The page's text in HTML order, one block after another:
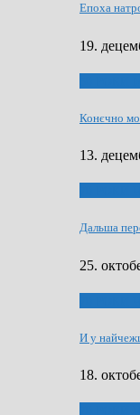
Епоха
19.
Конєчно
13.
Дальша
25.
И у
18.